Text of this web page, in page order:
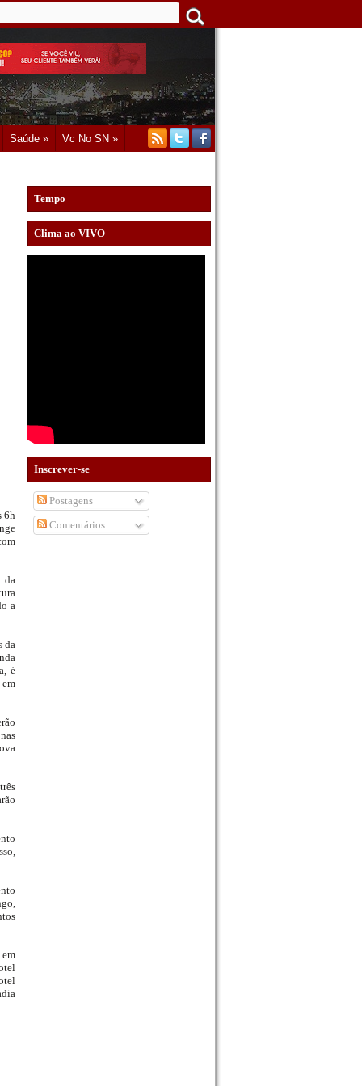
Saúde » Vc No SN »
6h
da
a
da
é
Tempo
Clima ao VIVO
Inscrever-se
Postagens
Comentários